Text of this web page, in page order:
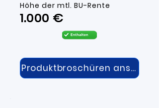
Höhe der mtl. BU-Rente
1.000 ​€
Produktbroschüren ansehen